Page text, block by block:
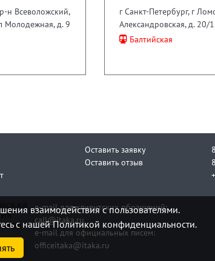
н Всеволожский,
Молодежная, д. 9
г Санкт-Петербург, г
Александровская, д. 20/
Балтийская
Оставить заявку
Оставить отзыв
e-mail для клиентских обращений:
call@itaka.ru
e-mail для официальных писем:
officeitaka@itaka.ru
взаимодействия с пользователями.
с нашей Политикой конфиденциальности.